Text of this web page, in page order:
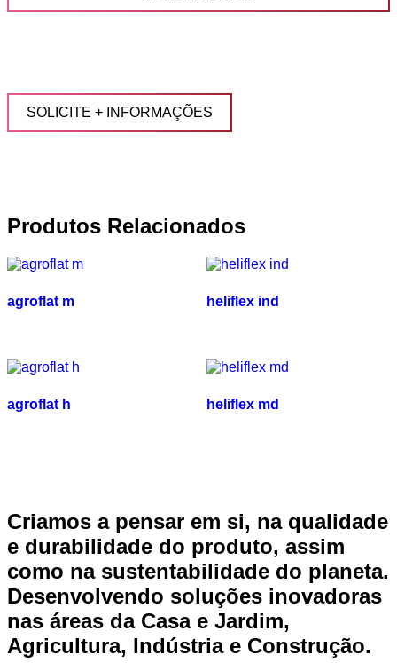
SOLICITE + INFORMAÇÕES
Produtos Relacionados
agroflat m heliflex ind
agroflat h heliflex md
Criamos a pensar em si, na qualidade
e durabilidade do produto, assim
como na sustentabilidade do planeta.
Desenvolvendo soluções inovadoras
nas áreas da Casa e Jardim,
Agricultura, Indústria e Construção.